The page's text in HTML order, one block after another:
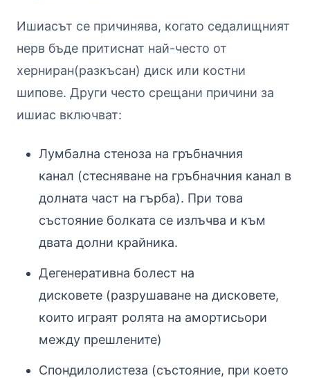
Ишиасът се причинява, когато седалищният
нерв бъде притиснат най-често от
херниран(разкъсан) диск или костни
шипове. Други често срещани причини за
ишиас включват:
Лумбална стеноза на гръбначния
канал (стесняване на гръбначния канал в
долната част на гърба). При това
състояние болката се излъчва и към
двата долни крайника.
Дегенеративна болест на
дисковете (разрушаване на дисковете,
които играят ролята на амортисьори
между прешлените)
Спондилолистеза (състояние, при което